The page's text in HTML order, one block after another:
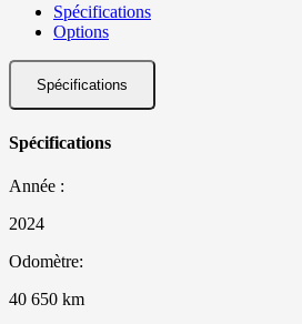
Spécifications
Options
Spécifications
Spécifications
Année :
2024
Odomètre:
40 650 km